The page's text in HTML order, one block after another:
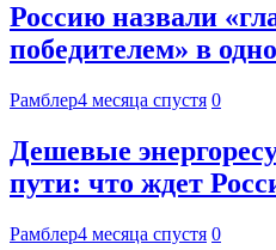
Россию назвали
победителем» в
Рамблер4 месяца спустя 0
Дешевые
пути: что ждет
Рамблер4 месяца спустя 0